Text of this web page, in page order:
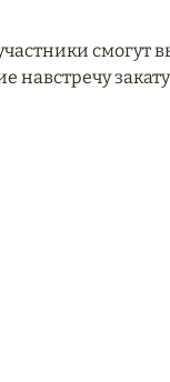
смогут